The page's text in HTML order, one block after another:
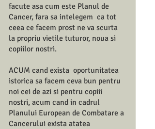
facute asa cum este Planul de
Cancer, fara sa intelegem  ca tot
ceea ce facem prost ne va scurta
la propriu vietile tuturor, noua si
copiilor nostri.
ACUM cand exista  oportunitatea
istorica sa facem ceva bun pentru
noi cei de azi si pentru copiii
nostri, acum cand in cadrul
Planului European de Combatare a
Cancerului exista atatea